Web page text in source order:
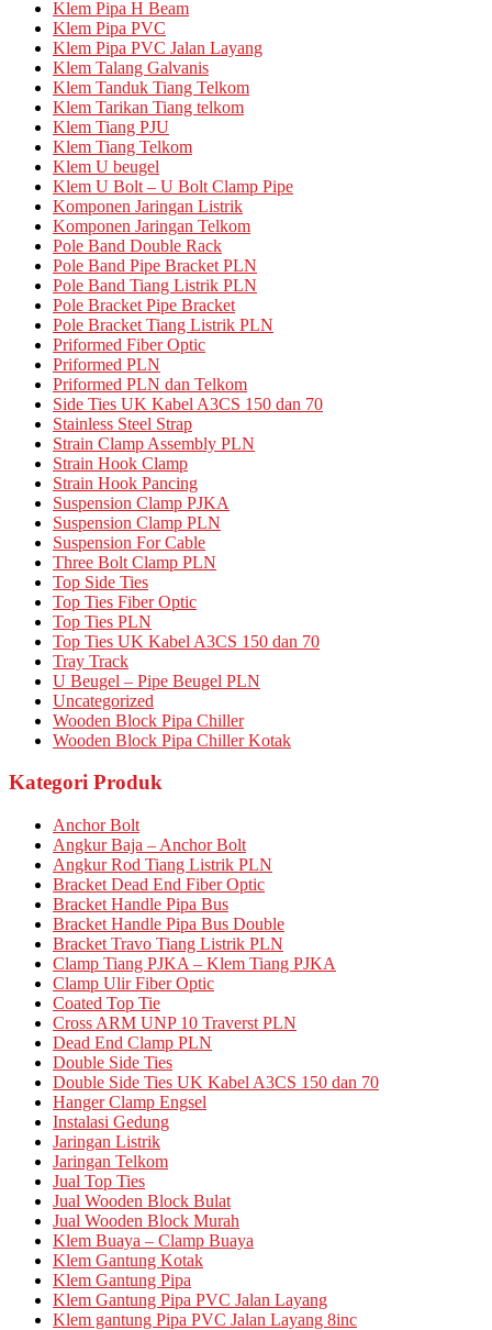
Klem Pipa H Beam
Klem Pipa PVC
Klem Pipa PVC Jalan Layang
Klem Talang Galvanis
Klem Tanduk Tiang Telkom
Klem Tarikan Tiang telkom
Klem Tiang PJU
Klem Tiang Telkom
Klem U beugel
Klem U Bolt – U Bolt Clamp Pipe
Komponen Jaringan Listrik
Komponen Jaringan Telkom
Pole Band Double Rack
Pole Band Pipe Bracket PLN
Pole Band Tiang Listrik PLN
Pole Bracket Pipe Bracket
Pole Bracket Tiang Listrik PLN
Priformed Fiber Optic
Priformed PLN
Priformed PLN dan Telkom
Side Ties UK Kabel A3CS 150 dan 70
Stainless Steel Strap
Strain Clamp Assembly PLN
Strain Hook Clamp
Strain Hook Pancing
Suspension Clamp PJKA
Suspension Clamp PLN
Suspension For Cable
Three Bolt Clamp PLN
Top Side Ties
Top Ties Fiber Optic
Top Ties PLN
Top Ties UK Kabel A3CS 150 dan 70
Tray Track
U Beugel – Pipe Beugel PLN
Uncategorized
Wooden Block Pipa Chiller
Wooden Block Pipa Chiller Kotak
Kategori Produk
Anchor Bolt
Angkur Baja – Anchor Bolt
Angkur Rod Tiang Listrik PLN
Bracket Dead End Fiber Optic
Bracket Handle Pipa Bus
Bracket Handle Pipa Bus Double
Bracket Travo Tiang Listrik PLN
Clamp Tiang PJKA – Klem Tiang PJKA
Clamp Ulir Fiber Optic
Coated Top Tie
Cross ARM UNP 10 Traverst PLN
Dead End Clamp PLN
Double Side Ties
Double Side Ties UK Kabel A3CS 150 dan 70
Hanger Clamp Engsel
Instalasi Gedung
Jaringan Listrik
Jaringan Telkom
Jual Top Ties
Jual Wooden Block Bulat
Jual Wooden Block Murah
Klem Buaya – Clamp Buaya
Klem Gantung Kotak
Klem Gantung Pipa
Klem Gantung Pipa PVC Jalan Layang
Klem gantung Pipa PVC Jalan Layang 8inc